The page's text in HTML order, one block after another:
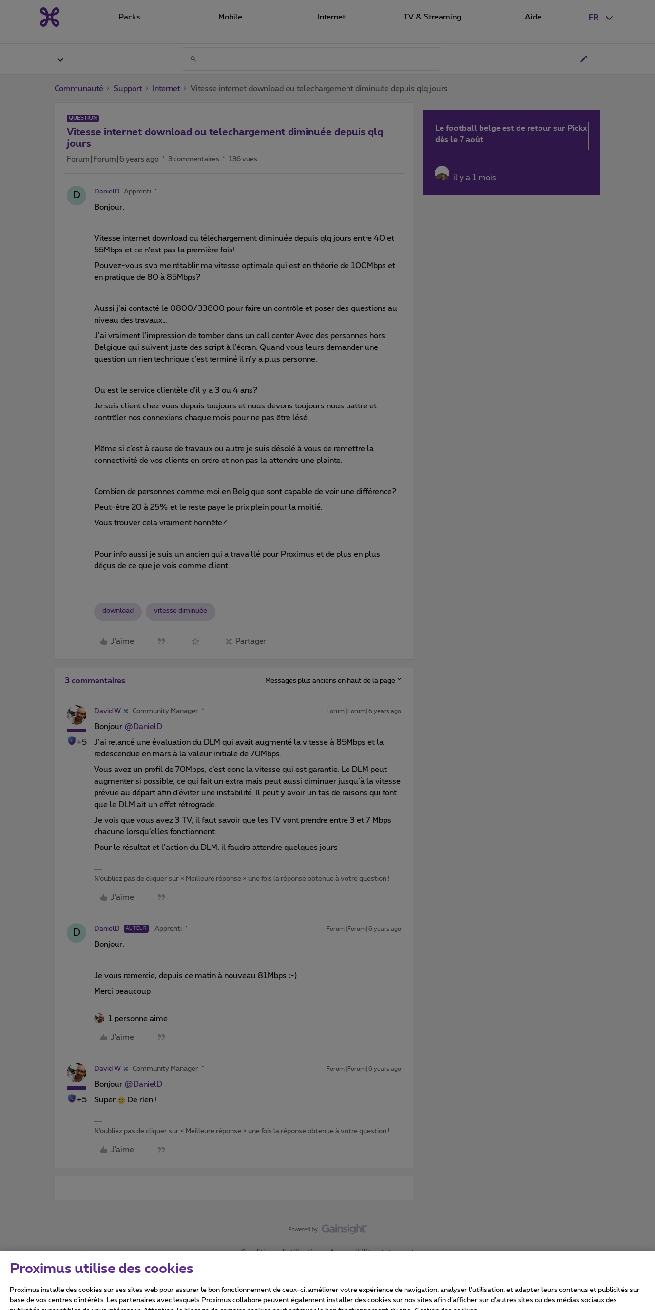
FR
Packs Mobile Internet TV & Streaming Aide
Communauté Support Internet Vitesse internet download ou telechargement diminuée depuis qlq jours
QUESTION
Vitesse internet download ou telechargement diminuée depuis qlq
jours
Forum|Forum|6 years ago 3 commentaires 136 vues
D DanielD Apprenti
Bonjour,
Vitesse internet download ou téléchargement diminuée depuis qlq jours entre 40 et
55Mbps et ce n'est pas la première fois!
Pouvez-vous svp me rétablir ma vitesse optimale qui est en théorie de 100Mbps et
en pratique de 80 à 85Mbps?
Aussi j’ai contacté le 0800/33800 pour faire un contrôle et poser des questions au
niveau des travaux…
J’ai vraiment l’impression de tomber dans un call center Avec des personnes hors
Belgique qui suivent juste des script à l’écran. Quand vous leurs demander une
question un rien technique c’est terminé il n’y a plus personne.
Ou est le service clientèle d’il y a 3 ou 4 ans?
Je suis client chez vous depuis toujours et nous devons toujours nous battre et
contrôler nos connexions chaque mois pour ne pas être lésé.
Même si c’est à cause de travaux ou autre je suis désolé à vous de remettre la
connectivité de vos clients en ordre et non pas la attendre une plainte.
Combien de personnes comme moi en Belgique sont capable de voir une différence?
Peut-être 20 à 25% et le reste paye le prix plein pour la moitié.
Vous trouver cela vraiment honnête?
Pour info aussi je suis un ancien qui a travaillé pour Proximus et de plus en plus
déçus de ce que je vois comme client.
download vitesse diminuée
J'aime Partager
3 commentaires Messages plus anciens en haut de la page
+5
David W Community Manager Forum|Forum|6 years ago
Bonjour @DanielD
J’ai relancé une évaluation du DLM qui avait augmenté la vitesse à 85Mbps et la
redescendue en mars à la valeur initiale de 70Mbps.
Vous avez un profil de 70Mbps, c’est donc la vitesse qui est garantie. Le DLM peut
augmenter si possible, ce qui fait un extra mais peut aussi diminuer jusqu’à la vitesse
prévue au départ afin d’éviter une instabilité. Il peut y avoir un tas de raisons qui font
que le DLM ait un effet rétrograde.
Je vois que vous avez 3 TV, il faut savoir que les TV vont prendre entre 3 et 7 Mbps
chacune lorsqu’elles fonctionnent.
Pour le résultat et l’action du DLM, il faudra attendre quelques jours
N’oubliez pas de cliquer sur « Meilleure réponse » une fois la réponse obtenue à votre question !
J'aime
D DanielD AUTEUR Apprenti Forum|Forum|6 years ago
Bonjour,
Je vous remercie, depuis ce matin à nouveau 81Mbps ;-)
Merci beaucoup
1 personne aime
J'aime
+5
David W Community Manager Forum|Forum|6 years ago
Bonjour @DanielD
Super
De rien !
N’oubliez pas de cliquer sur « Meilleure réponse » une fois la réponse obtenue à votre question !
J'aime
Le football belge est de retour sur Pickx
dès le 7 août
il y a 1 mois
Conditions d'utilisation Accessibility statement
Proximus utilise des cookies
Proximus installe des cookies sur ses sites web pour assurer le bon fonctionnement de ceux-ci, améliorer votre expérience de navigation, analyser l’utilisation, et adapter leurs contenus et publicités sur
base de vos centres d’intérêts. Les partenaires avec lesquels Proximus collabore peuvent également installer des cookies sur nos sites afin d’afficher sur d'autres sites ou des médias sociaux des